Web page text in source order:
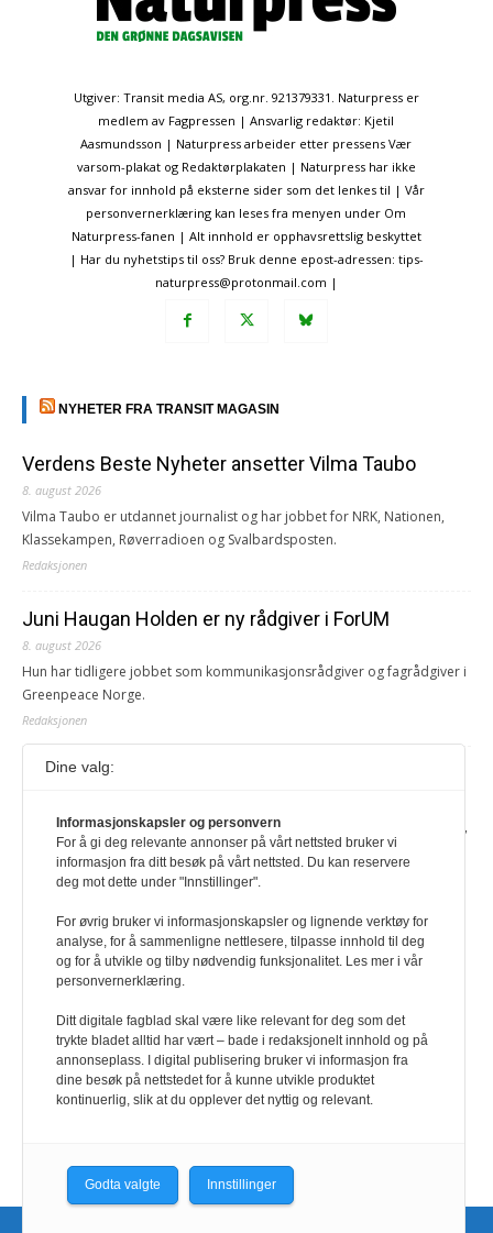
Utgiver: Transit media AS, org.nr. 921379331. Naturpress er
medlem av Fagpressen | Ansvarlig redaktør: Kjetil
Aasmundsson | Naturpress arbeider etter pressens Vær
varsom-plakat og Redaktørplakaten | Naturpress har ikke
ansvar for innhold på eksterne sider som det lenkes til | Vår
personvernerklæring kan leses fra menyen under Om
Naturpress-fanen | Alt innhold er opphavsrettslig beskyttet
| Har du nyhetstips til oss? Bruk denne epost-adressen: tips-
naturpress@protonmail.com |
NYHETER FRA TRANSIT MAGASIN
Verdens Beste Nyheter ansetter Vilma Taubo
8. august 2026
Vilma Taubo er utdannet journalist og har jobbet for NRK, Nationen,
Klassekampen, Røverradioen og Svalbardsposten.
Redaksjonen
Juni Haugan Holden er ny rådgiver i ForUM
8. august 2026
Hun har tidligere jobbet som kommunikasjonsrådgiver og fagrådgiver i
Greenpeace Norge.
Redaksjonen
Journalist fra Vietnam idømt 7 års fengsel
Kommunistpartiet i Vietnam har total kontroll over alle offisielle medier,
aviser, TV- og radiokanaler. For å lese denne må du ha abonnement
Logg inn her Ny abonnent? Velg Årsabonnement, Månedsabonnement
og bedrifter.
Redaksjonen
Dine valg:
Informasjonskapsler og personvern
For å gi deg relevante annonser på vårt nettsted bruker vi
informasjon fra ditt besøk på vårt nettsted. Du kan reservere
deg mot dette under "Innstillinger".
For øvrig bruker vi informasjonskapsler og lignende verktøy for
analyse, for å sammenligne nettlesere, tilpasse innhold til deg
og for å utvikle og tilby nødvendig funksjonalitet. Les mer i vår
personvernerklæring.
Ditt digitale fagblad skal være like relevant for deg som det
trykte bladet alltid har vært – bade i redaksjonelt innhold og på
annonseplass. I digital publisering bruker vi informasjon fra
dine besøk på nettstedet for å kunne utvikle produktet
kontinuerlig, slik at du opplever det nyttig og relevant.
Godta valgte Innstillinger